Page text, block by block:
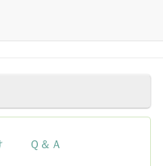
の着物レンタル｜藍や
Ｑ＆Ａ